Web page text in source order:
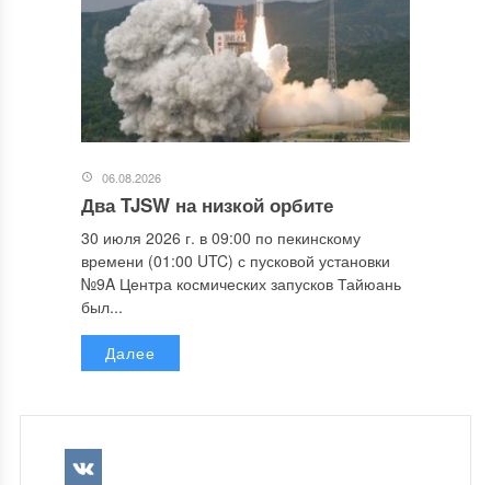
06.08.2026
Два TJSW на низкой орбите
30 июля 2026 г. в 09:00 по пекинскому
времени (01:00 UTC) с пусковой установки
№9A Центра космических запусков Тайюань
был...
Далее